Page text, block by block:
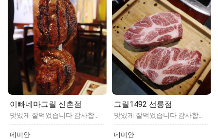
이빠네마그릴 신촌점
데미안
그릴1492 선릉점
데미안